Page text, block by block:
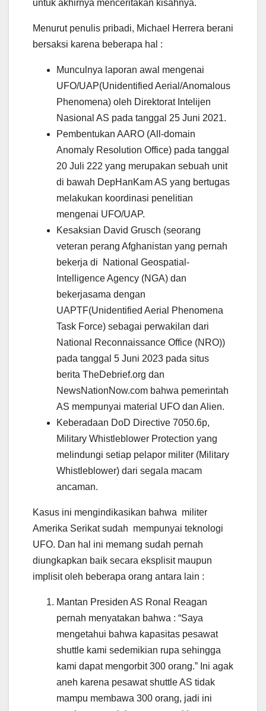
untuk akhirnya menceritakan kisahnya.
Menurut penulis pribadi, Michael Herrera berani
bersaksi karena beberapa hal :
Munculnya laporan awal mengenai
UFO/UAP(Unidentified Aerial/Anomalous
Phenomena) oleh Direktorat Intelijen
Nasional AS pada tanggal 25 Juni 2021.
Pembentukan AARO (All-domain
Anomaly Resolution Office) pada tanggal
20 Juli 222 yang merupakan sebuah unit
di bawah DepHanKam AS yang bertugas
melakukan koordinasi penelitian
mengenai UFO/UAP.
Kesaksian David Grusch (seorang
veteran perang Afghanistan yang pernah
bekerja di National Geospatial-
Intelligence Agency (NGA) dan
bekerjasama dengan
UAPTF(Unidentified Aerial Phenomena
Task Force) sebagai perwakilan dari
National Reconnaissance Office (NRO))
pada tanggal 5 Juni 2023 pada situs
berita TheDebrief.org dan
NewsNationNow.com bahwa pemerintah
AS mempunyai material UFO dan Alien.
Keberadaan DoD Directive 7050.6p,
Military Whistleblower Protection yang
melindungi setiap pelapor militer (Military
Whistleblower) dari segala macam
ancaman.
Kasus ini mengindikasikan bahwa militer
Amerika Serikat sudah mempunyai teknologi
UFO. Dan hal ini memang sudah pernah
diungkapkan baik secara eksplisit maupun
implisit oleh beberapa orang antara lain :
Mantan Presiden AS Ronal Reagan
pernah menyatakan bahwa : “Saya
mengetahui bahwa kapasitas pesawat
shuttle kami sedemikian rupa sehingga
kami dapat mengorbit 300 orang.” Ini agak
aneh karena pesawat shuttle AS tidak
mampu membawa 300 orang, jadi ini